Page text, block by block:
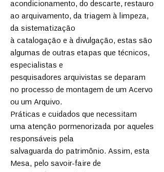
acondicionamento, do descarte, restauro
ao arquivamento, da triagem à limpeza,
da sistematização
à catalogação e à divulgação, estas são
algumas de outras etapas que técnicos,
especialistas e
pesquisadores arquivistas se deparam
no processo de montagem de um Acervo
ou um Arquivo.
Práticas e cuidados que necessitam
uma atenção pormenorizada por aqueles
responsáveis pela
salvaguarda do patrimônio. Assim, esta
Mesa, pelo savoir-faire de